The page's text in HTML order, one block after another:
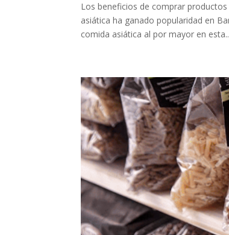
Los beneficios de comprar
asiática ha ganado popularidad en
comida asiática al por mayor en